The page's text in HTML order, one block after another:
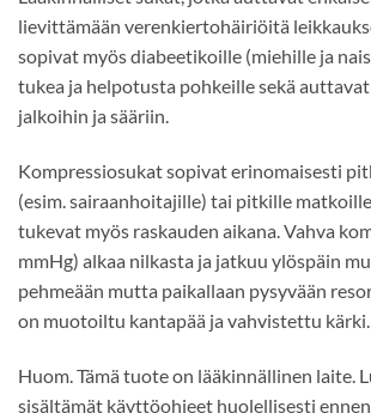
lievittämään verenkiertohäiriöitä
sopivat myös diabeetikoille (miehille ja
tukea ja helpotusta pohkeille sekä
jalkoihin ja sääriin.
Kompressiosukat sopivat erinomaisesti
(esim. sairaanhoitajille) tai pitkille
tukevat myös raskauden aikana. Vahva
mmHg) alkaa nilkasta ja jatkuu ylöspäin
pehmeään mutta paikallaan pysyvään
on muotoiltu kantapää ja vahvistettu kärki.
Huom. Tämä tuote on lääkinnällinen laite.
sisältämät käyttöohjeet huolellisesti